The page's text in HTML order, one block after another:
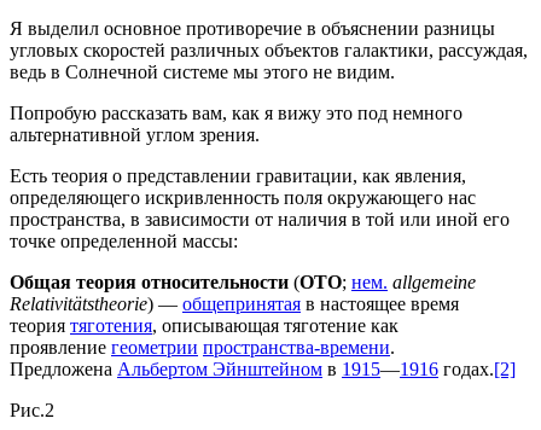
Я выделил основное противоречие в объяснении разницы
угловых скоростей различных объектов галактики, рассуждая,
ведь в Солнечной системе мы этого не видим.
Попробую рассказать вам, как я вижу это под немного
альтернативной углом зрения.
Есть теория о представлении гравитации, как явления,
определяющего искривленность поля окружающего нас
пространства, в зависимости от наличия в той или иной его
точке определенной массы:
Общая теория относительности (ОТО; нем. allgemeine
Relativitätstheorie) — общепринятая в настоящее время
теория тяготения, описывающая тяготение как
проявление геометрии пространства-времени.
Предложена Альбертом Эйнштейном в 1915—1916 годах.[2]
Рис.2